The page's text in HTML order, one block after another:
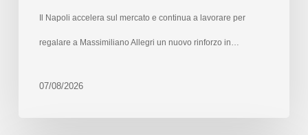
Il Napoli accelera sul mercato e continua a lavorare per
regalare a Massimiliano Allegri un nuovo rinforzo in…
07/08/2026